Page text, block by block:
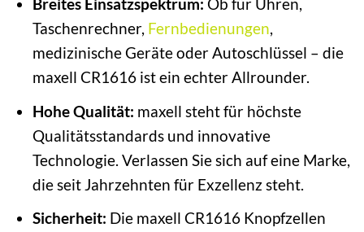
Breites Einsatzspektrum: Ob für Uhren,
Taschenrechner, Fernbedienungen,
medizinische Geräte oder Autoschlüssel – die
maxell CR1616 ist ein echter Allrounder.
Hohe Qualität: maxell steht für höchste
Qualitätsstandards und innovative
Technologie. Verlassen Sie sich auf eine Marke,
die seit Jahrzehnten für Exzellenz steht.
Sicherheit: Die maxell CR1616 Knopfzellen